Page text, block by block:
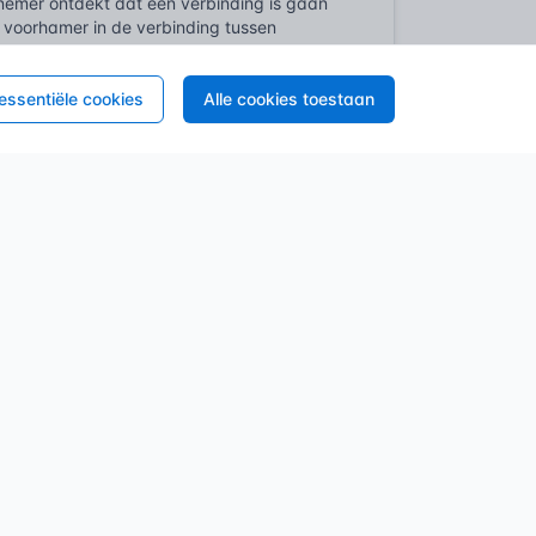
in de verbinding tussen
onder de spanning. Een simpel stukje
waardoor een wand die centimeters uit
schroef. Je ziet de baander daar als
kap naar buiten wijken, een
cookies Alle cookies toestaan